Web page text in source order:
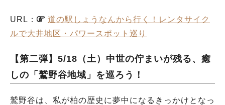
URL：
道の駅しょうなんから行く！レンタサイク
ルで大井地区・パワースポット巡り
【第二弾】5/18（土）中世の佇まいが残る、癒
しの「鷲野谷地域」を巡ろう！
鷲野谷は、私が柏の歴史に夢中になるきっかけとなっ